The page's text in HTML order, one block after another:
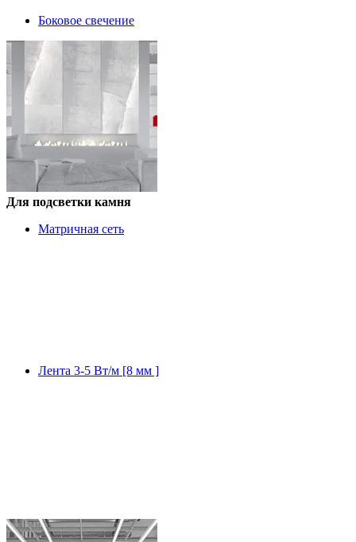
Боковое свечение
Для подсветки камня
Матричная сеть
Лента 3-5 Вт/м [8 мм ]